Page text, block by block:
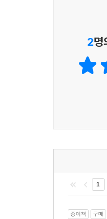
똑똑해야 하는
뇌영상 역시도
이제 지나 리
초대한다. 주변
무한한 스펀
있었다고 말한
2명
1
종이책 구매